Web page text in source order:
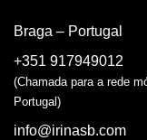
Braga – Portugal
+351 917949012
(Chamada para a rede
Portugal)
info@irinasb.com